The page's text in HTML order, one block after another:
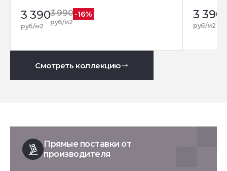
3 390
руб/м2
3 990
руб/м2
-16% 3 390
руб/м2
Смотреть коллекцию
Прямые поставки от
производителя